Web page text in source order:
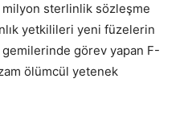
milyon sterlinlik sözleşme
yetkilileri yeni füzelerin
gemilerinde görev yapan F-
ölümcül yetenek